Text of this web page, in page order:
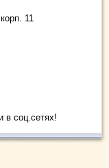
11
в соц.сетях!